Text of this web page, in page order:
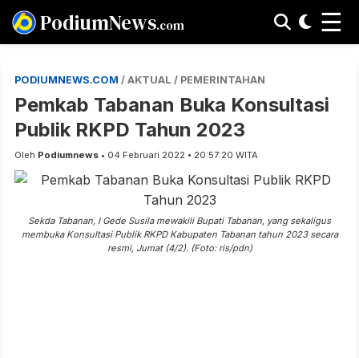
PodiumNews.com ☰
PODIUMNEWS.COM / AKTUAL / PEMERINTAHAN
Pemkab Tabanan Buka Konsultasi
Publik RKPD Tahun 2023
Oleh Podiumnews • 04 Februari 2022 • 20:57:20 WITA
Sekda Tabanan, I Gede Susila mewakili Bupati Tabanan, yang sekaligus
membuka Konsultasi Publik RKPD Kabupaten Tabanan tahun 2023 secara
resmi, Jumat (4/2). (Foto: ris/pdn)